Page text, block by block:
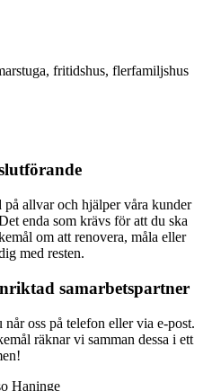
fritidshus, flerfamiljshus
på allvar och hjälper våra kunder
enda som krävs för att du ska
om att renovera, måla eller
med resten.
samarbetspartner
oss på telefon eller via e-post.
räknar vi samman dessa i ett